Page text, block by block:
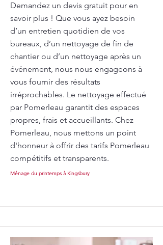
Demandez un devis gratuit pour en
savoir plus ! Que vous ayez besoin
d’un entretien quotidien de vos
bureaux, d’un nettoyage de fin de
chantier ou d’un nettoyage après un
événement, nous nous engageons à
vous fournir des résultats
irréprochables. Le nettoyage effectué
par Pomerleau garantit des espaces
propres, frais et accueillants. Chez
Pomerleau, nous mettons un point
d'honneur à offrir des tarifs Pomerleau
compétitifs et transparents.
Ménage du printemps à Kingsbury